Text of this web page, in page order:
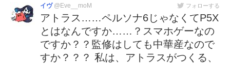
イヴ @Eve__moM フォローする
アトラス……ペルソナ6じゃなくてP5X
とはなんですか……？スマホゲーなの
ですか？？監修はしても中華産なので
すか？？？ 私は、アトラスがつくる、